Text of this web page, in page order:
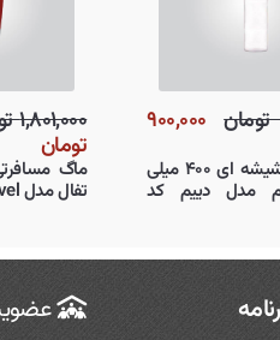
۱,۱۰۰,۰۰۰ تومان ۹۰۰,۰۰۰
بطری آب شیشه ای ۴۰۰ میلی
لیتر بامبوم مدل دییم کد